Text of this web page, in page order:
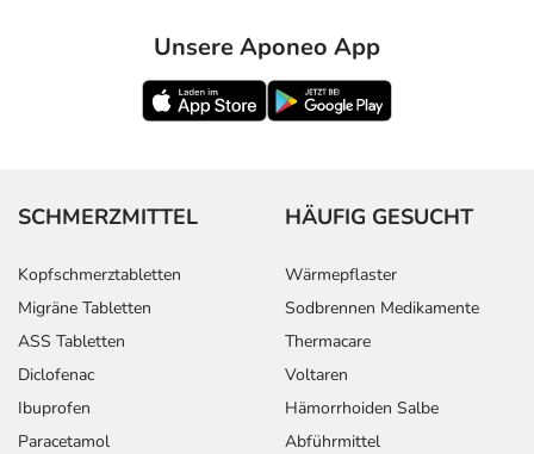
Hitzegefühl, vor allem im Gesicht (Flush)
- Herzrhythmusstörungen
- Beschleunigter Puls (Tachykardie)
- Störungen der Sexualfunktion
- Schwierigkeiten beim Wasserlassen
- Störungen beim Wasserlassen
- Erhöhtes Cholesterin
- Abweichende Leberfunktionswerte
- Natriummangel
- Kraftlosigkeit bzw. Schwäche
- Kurzatmigkeit (Dyspnoe)
Unsere Aponeo App
SCHMERZMITTEL
Kopfschmerztabletten
Migräne Tabletten
ASS Tabletten
Diclofenac
Ibuprofen
Paracetamol
HÄUFIG GESUCHT
Wärmepflaster
Sodbrennen Medikamente
Thermacare
Voltaren
Hämorrhoiden Salbe
Abführmittel